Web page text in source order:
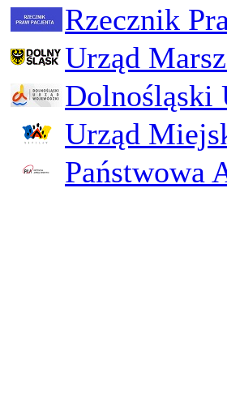
Rzecznik
Urząd
Dolnośląski
Urząd
Państwowa